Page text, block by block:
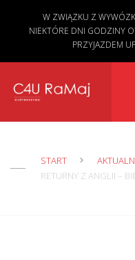
START
RETURNY Z ANGLII –
W ZWIĄZKU Z
NIEKTÓRE DNI GODZINY
PRZYJAZDEM